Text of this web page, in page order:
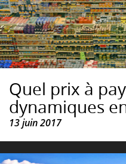
Quel prix à
dynamiques
13 juin 2017